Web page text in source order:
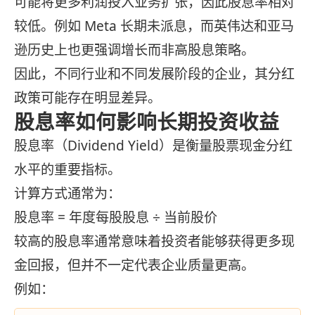
较低。例如 Meta 长期未派息，而英伟达和亚马
逊历史上也更强调增长而非高股息策略。
因此，不同行业和不同发展阶段的企业，其分红
政策可能存在明显差异。
股息率如何影响长期投资收益
股息率（Dividend Yield）是衡量股票现金分红
水平的重要指标。
计算方式通常为：
股息率 = 年度每股股息 ÷ 当前股价
较高的股息率通常意味着投资者能够获得更多现
金回报，但并不一定代表企业质量更高。
例如：